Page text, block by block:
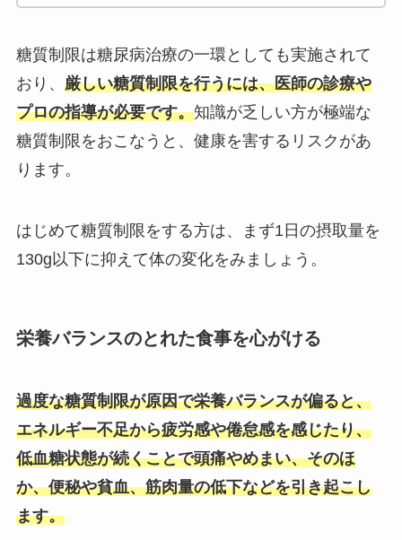
糖質制限は糖尿病治療の一環としても実施されて
おり、 厳しい糖質制限を行うには、医師の診療や
プロの指導が必要です。知識が乏しい方が極端な
糖質制限をおこなうと、健康を害するリスクがあ
ります。
はじめて糖質制限をする方は、まず1日の摂取量を
130g以下に抑えて体の変化をみましょう。
栄養バランスのとれた食事を心がける
過度な糖質制限が原因で栄養バランスが偏ると、
エネルギー不足から疲労感や倦怠感を感じたり、
低血糖状態が続くことで頭痛やめまい、そのほ
か、便秘や貧血、筋肉量の低下などを引き起こし
ます。